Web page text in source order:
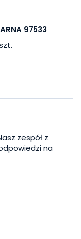
97533
zespół z
na